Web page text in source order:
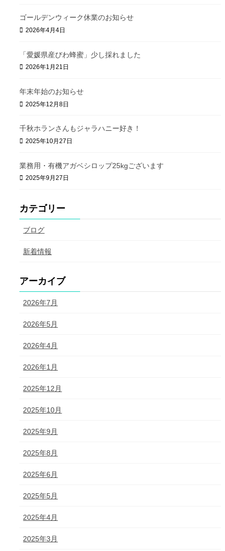
ネルソン マヌカハニー MG30+ 250g,
500g, 1kg
【業務用】焦がし蜂蜜 1kg
【業務用】焦がし蜂蜜 20kg
プロポリススプレー 20ml
【業務用】メープルシロップ 5L／約
オーガニックメープルシロップ
【業務用】メープルシュガー 1kg
【業務用】メープルシュガー 10kg
有機アガベシロップ Mexico
7gx20本
ゴールデンウィーク休業のお知らせ
2026年4月4日
「愛媛県産びわ蜂蜜」少し採れました
2026年1月21日
年末年始のお知らせ
2025年12月8日
千秋ホランさんもジャラハニー好き！
2025年10月27日
業務用・有機アガベシロップ25kgございます
2025年9月27日
カテゴリー
ブログ
新着情報
アーカイブ
2026年7月
2026年5月
2026年4月
2026年1月
2025年12月
2025年10月
2025年9月
2025年8月
2025年6月
2025年5月
2025年4月
2025年3月